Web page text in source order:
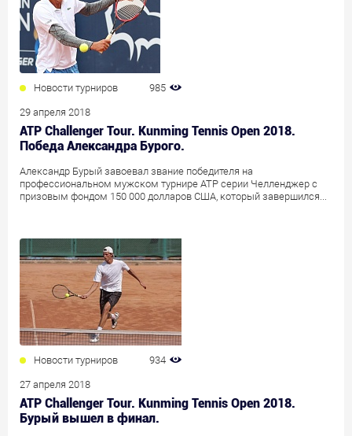
Новости турниров 985
29 апреля 2018
ATP Challenger Tour. Kunming Tennis Open 2018.
Победа Александра Бурого.
Александр Бурый завоевал звание победителя на
профессиональном мужском турнире АТР серии Челленджер с
призовым фондом 150 000 долларов США, который завершился...
Новости турниров 934
27 апреля 2018
ATP Challenger Tour. Kunming Tennis Open 2018.
Бурый вышел в финал.